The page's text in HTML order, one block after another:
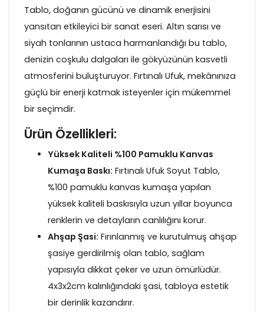
Tablo, doğanın gücünü ve dinamik enerjisini
yansıtan etkileyici bir sanat eseri. Altın sarısı ve
siyah tonlarının ustaca harmanlandığı bu tablo,
denizin coşkulu dalgaları ile gökyüzünün kasvetli
atmosferini buluşturuyor. Fırtınalı Ufuk, mekânınıza
güçlü bir enerji katmak isteyenler için mükemmel
bir seçimdir.
Ürün Özellikleri:
Yüksek Kaliteli %100 Pamuklu Kanvas
Kumaşa Baskı: Fırtınalı Ufuk Soyut Tablo,
%100 pamuklu kanvas kumaşa yapılan
yüksek kaliteli baskısıyla uzun yıllar boyunca
renklerin ve detayların canlılığını korur.
Ahşap Şasi: Fırınlanmış ve kurutulmuş ahşap
şasiye gerdirilmiş olan tablo, sağlam
yapısıyla dikkat çeker ve uzun ömürlüdür.
4x3x2cm kalınlığındaki şasi, tabloya estetik
bir derinlik kazandırır.